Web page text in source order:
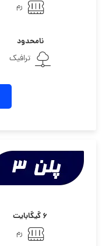
رم
نامحدود
ترافیک
۶ گیگابایت
رم